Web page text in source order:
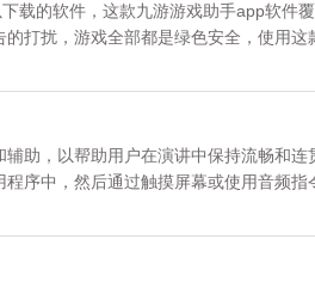
载的软件，这款九游游戏助手app软件
打扰，游戏全部都是绿色安全，使用这
助，以帮助用户在演讲中保持流畅和连
序中，然后通过触摸屏幕或使用音频指
放心下载。